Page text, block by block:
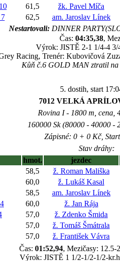
61,5 žk. Pavel Míča
62,5 am. Jaroslav Línek
Nestartovali: DINNER
Čas: 04:35,38,
Výrok: JISTĚ 2-1 1/4-4 3/
Racing, Trenér: Kubovičová
Kůň č.6 GOLD MAN ztratil na
5. dostih, start
7012 VELKÁ
Rovina I - 1800 m, cena,
160000 Sk (80000 - 40000 -
Zápisné: 0 + 0 Kč,
Stav dráhy:
hmot. jezdec
58,5 ž. Roman Mališka
60,0 ž. Lukáš Kasal
58,5 am. Jaroslav Línek
60,0 ž. Jan Rája
57,0 ž. Zdenko Šmida
57,0 ž. Tomáš Šmátrala
57,0 ž. František Vávra
Čas: 01:52,94, Mezičasy: 12.5-
Výrok: JISTĚ 1 1/2-1/2-1/2-